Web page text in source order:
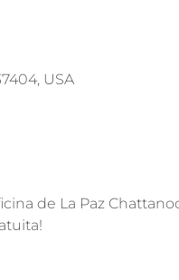
USA
de La Paz